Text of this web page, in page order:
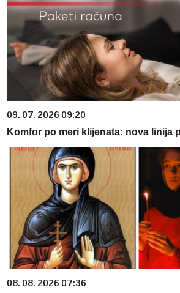
09. 07. 2026 09:20
Komfor po meri klijenata: nova linija
08. 08. 2026 07:36